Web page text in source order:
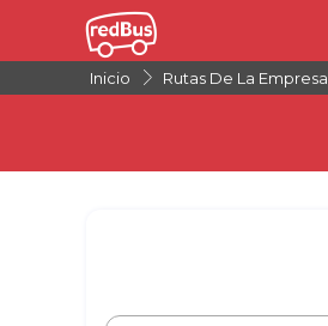
Inicio Rutas De La Empresa